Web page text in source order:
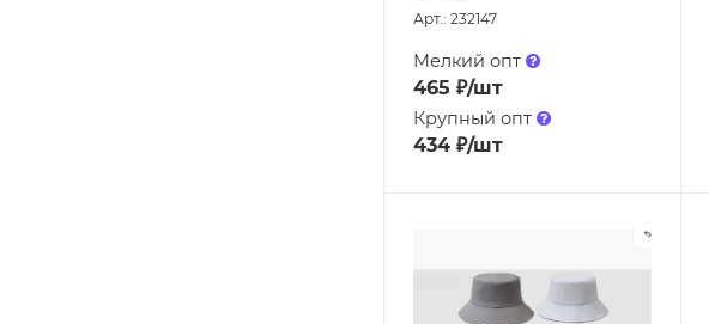
Арт.: 232147
Мелкий опт
465 ₽/шт
Крупный опт
434 ₽/шт